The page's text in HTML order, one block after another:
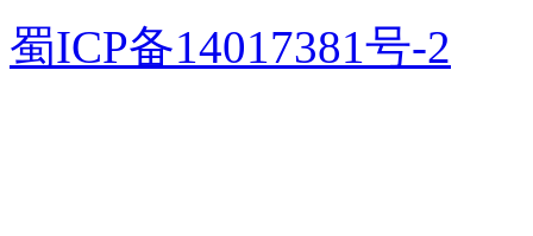
蜀ICP备14017381号-2